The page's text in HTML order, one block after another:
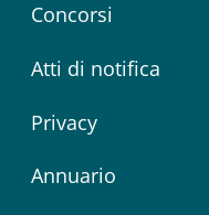
Concorsi
Atti di notifica
Privacy
Annuario